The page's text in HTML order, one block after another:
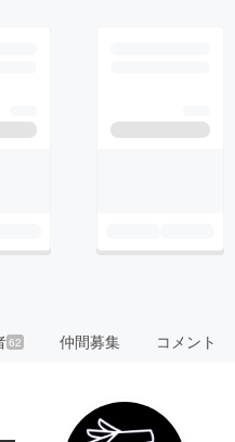
62 仲間募集 コメント